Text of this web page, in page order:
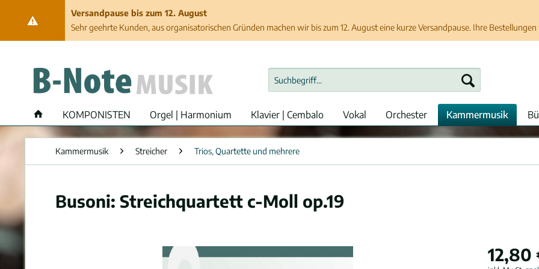
Versandpause bis zum 12. August
Sehr geehrte Kunden, aus organisatorischen Gründen machen wir bis zum 12. August eine kurze Versandpause. Ihre
KOMPONISTEN Orgel | Harmonium Klavier | Cembalo Vokal Orchester Kammermusik
Kammermusik Streicher Trios, Quartette und mehrere
Busoni: Streichquartett c-Moll op.19
12,80